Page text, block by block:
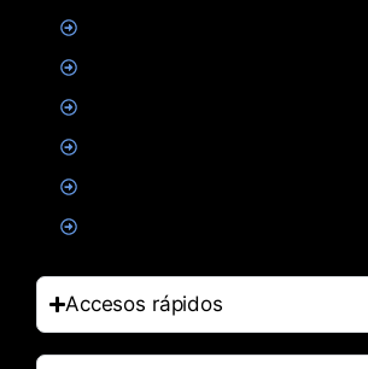
Accesos rápidos